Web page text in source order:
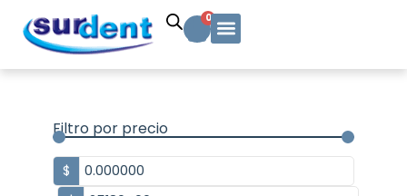
contenido
0
Carrito
Filtro por precio
$